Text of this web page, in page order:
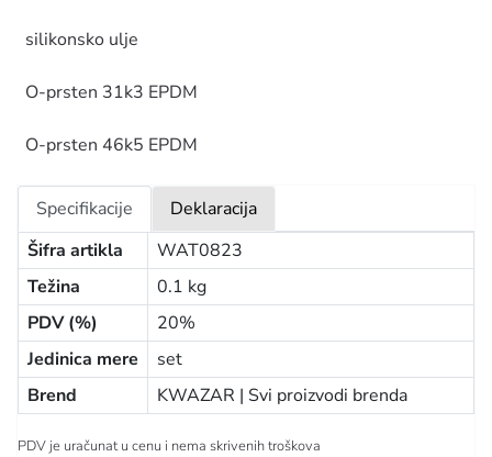
silikonsko ulje
O-prsten 31k3 EPDM
O-prsten 46k5 EPDM
Specifikacije
Deklaracija
Šifra artikla
WAT0823
Težina
0.1 kg
PDV (%)
20%
Jedinica mere
set
Brend
KWAZAR | Svi proizvodi brenda
PDV je uračunat u cenu i nema skrivenih troškova